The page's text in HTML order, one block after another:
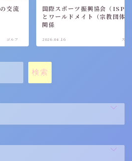
交流
ゴルフ
国際スポーツ振興協会（ISPS
とワールドメイト（宗教団体
関係
2026.04.16 スポ
検索